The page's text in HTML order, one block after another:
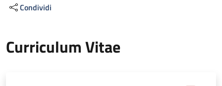
Condividi
Curriculum Vitae